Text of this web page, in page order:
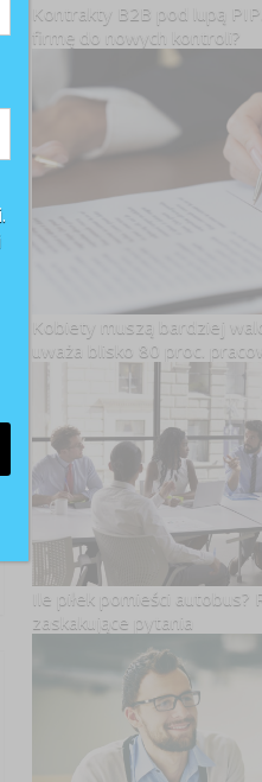
Kontrakty B2B pod lupą
firmę do nowych kontroli?
Kobiety muszą bardziej
uważa blisko 80 proc.
Ile piłek pomieści
zaskakujące pytania